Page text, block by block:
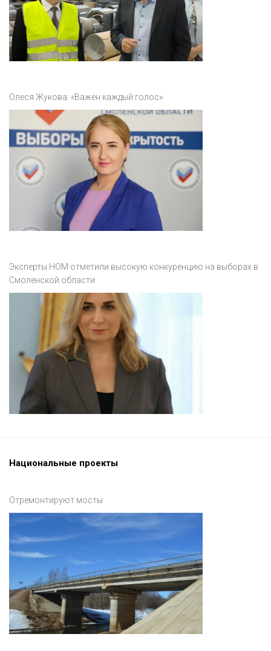
Олеся Жукова: «Важен каждый голос»
Эксперты НОМ отметили высокую конкуренцию на выборах в
Смоленской области
Национальные проекты
Отремонтируют мосты